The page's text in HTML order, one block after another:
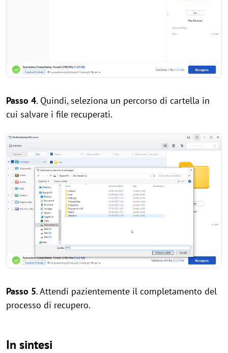
Passo 4. Quindi, seleziona un percorso di cartella in
cui salvare i file recuperati.
Passo 5. Attendi pazientemente il completamento del
processo di recupero.
In sintesi